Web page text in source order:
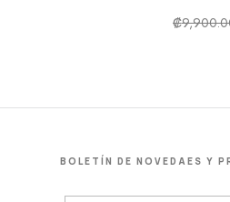
₡
BOLETÍN DE NOVEDAES Y